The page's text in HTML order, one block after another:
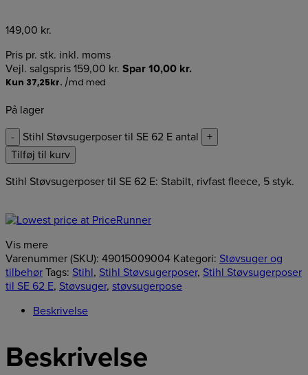
149,00 kr.
Pris pr. stk. inkl. moms
Vejl. salgspris 159,00 kr. Spar 10,00 kr.
På lager
-
Stihl Støvsugerposer til SE 62 E antal
+
Tilføj til kurv
Stihl Støvsugerposer til SE 62 E: Stabilt, rivfast fleece, 5 styk.
Vis mere
Varenummer (SKU): 49015009004 Kategori: Støvsuger og
tilbehør Tags: Stihl, Stihl Støvsugerposer, Stihl Støvsugerposer
til SE 62 E, Støvsuger, støvsugerpose
Beskrivelse
Beskrivelse